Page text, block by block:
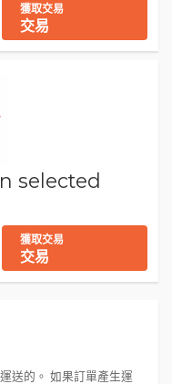
獲取交易
交易
selected
獲取交易
交易
送的。 如果訂單產生運